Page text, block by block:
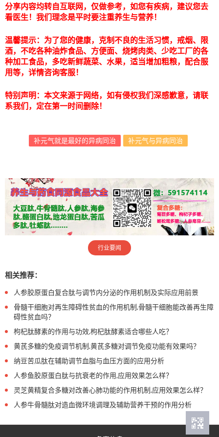
分享内容均转自互联网，仅做参考，如您有疾病，建议您去
看医生！我们理念是平时要注重养生与营养！
温馨提示：为了您的健康，克制不良的生活习惯，戒烟、限
酒，不吃各种油炸食品、方便面、烧烤肉类、少吃工厂的各
种加工食品，多吃新鲜蔬菜、水果，适当增加粗粮，配合服
用等，详情咨询客服！
特别声明：本文来源于网络，如有侵权我们深感歉意，请联
系我们，定在第一时间删除！
补元气就是最好的异病同治 补元气与异病同治
行业要闻
相关推荐：
人参胶原蛋白复合肽与调节内分泌的作用机制及实际应用前景
骨髓干细胞对再生障碍性贫血的作用机制,骨髓干细胞能改善再生障
碍性贫血吗？
枸杞肽酵素的作用与功效,枸杞肽酵素适合哪些人吃？
黄芪多糖的免疫调节机制,黄芪多糖对调节免疫功能有效果吗？
纳豆苦瓜肽在辅助调节血脂与血压方面的应用分析
人参鱼胶原蛋白肽与抗衰老的作用,应用效果怎么样？
灵芝黄精复合多糖对改善心肺功能的作用机制,应用效果怎么样？
人参牛骨髓肽对造血微环境调理及辅助营养干预的作用分析